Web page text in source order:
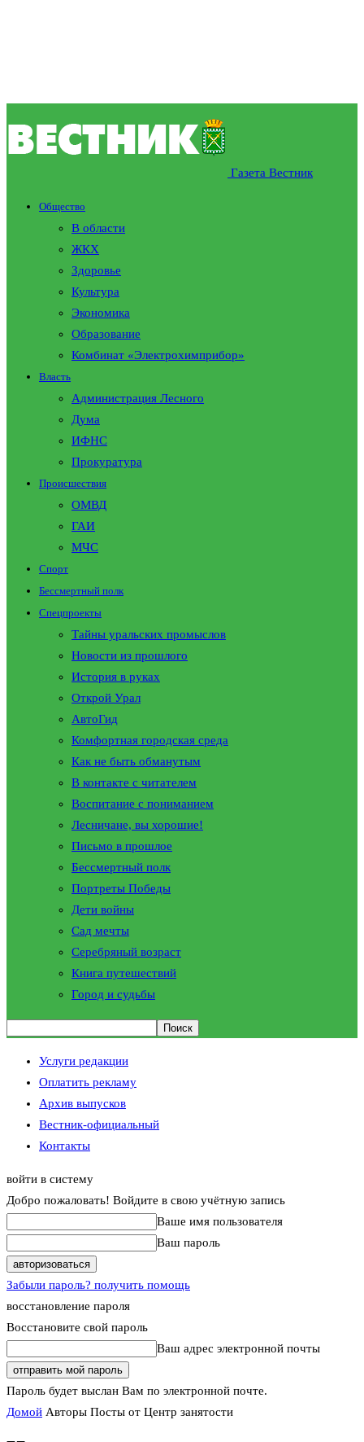
Газета Вестник
Общество
В области
ЖКХ
Здоровье
Культура
Экономика
Образование
Комбинат «Электрохимприбор»
Власть
Администрация Лесного
Дума
ИФНС
Прокуратура
Происшествия
ОМВД
ГАИ
МЧС
Спорт
Бессмертный полк
Спецпроекты
Тайны уральских промыслов
Новости из прошлого
История в руках
Открой Урал
АвтоГид
Комфортная городская среда
Как не быть обманутым
В контакте с читателем
Воспитание с пониманием
Лесничане, вы хорошие!
Письмо в прошлое
Бессмертный полк
Портреты Победы
Дети войны
Сад мечты
Серебряный возраст
Книга путешествий
Город и судьбы
Услуги редакции
Оплатить рекламу
Архив выпусков
Вестник-официальный
Контакты
войти в систему
Добро пожаловать! Войдите в свою учётную запись
Ваше имя пользователя
Ваш пароль
Забыли пароль? получить помощь
восстановление пароля
Восстановите свой пароль
Ваш адрес электронной почты
Пароль будет выслан Вам по электронной почте.
Домой Авторы Посты от Центр занятости